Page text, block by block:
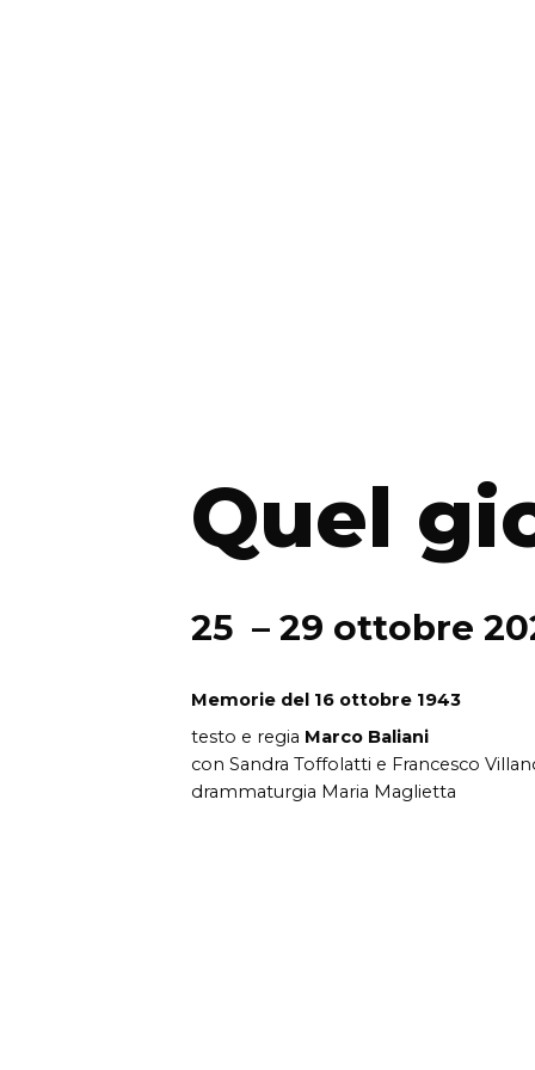
Quel
25 – 29 ottobre
Memorie del 16 ottobre 1943
testo e regia Marco Baliani
con Sandra Toffolatti e Francesco
drammaturgia Maria Maglietta